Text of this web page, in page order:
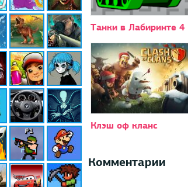
Танки в Лабиринте 4
Клэш оф кланс
Комментарии